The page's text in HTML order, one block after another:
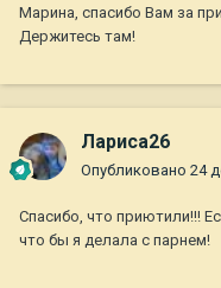
Марина, спасибо Вам за
Держитесь там!
Лариса26
Опубликовано 24
Спасибо, что приютили!!!
что бы я делала с парнем!